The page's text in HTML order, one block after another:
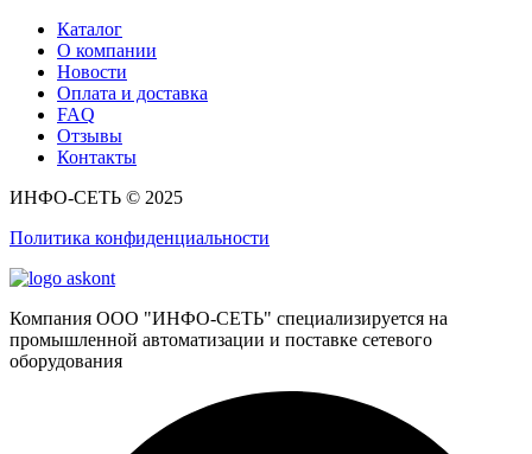
Каталог
О компании
Новости
Оплата и доставка
FAQ
Отзывы
Контакты
ИНФО-СЕТЬ © 2025
Политика конфиденциальности
Компания ООО "ИНФО-СЕТЬ" специализируется на
промышленной автоматизации и поставке сетевого
оборудования